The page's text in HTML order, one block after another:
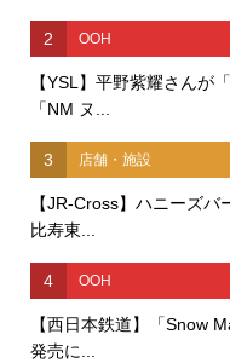
2 OOH
【YSL】平野紫耀さんが
「NM ヌ...
3 店舗・施設
【JR-Cross】ハニーズ
比寿東...
4 OOH
【西日本鉄道】「Snow
発売に...